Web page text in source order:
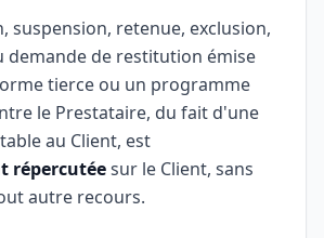
suspension, retenue, exclusion,
demande de restitution émise
tierce ou un programme
le Prestataire, du fait d'une
au Client, est
répercutéesur le Client, sans
autre recours.